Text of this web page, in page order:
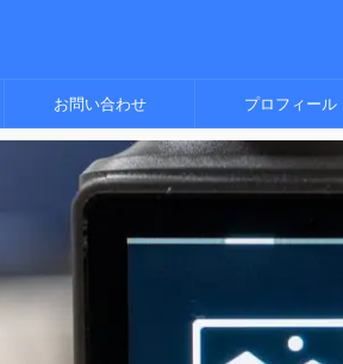
お問い合わせ プロフィール